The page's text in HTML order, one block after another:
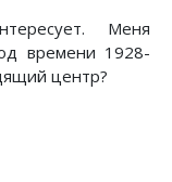
Меня
времени 1928-
центр?